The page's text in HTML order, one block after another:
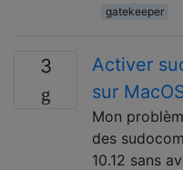
gatekeeper
3
Activer
sur
Mon
des
10.12 sans